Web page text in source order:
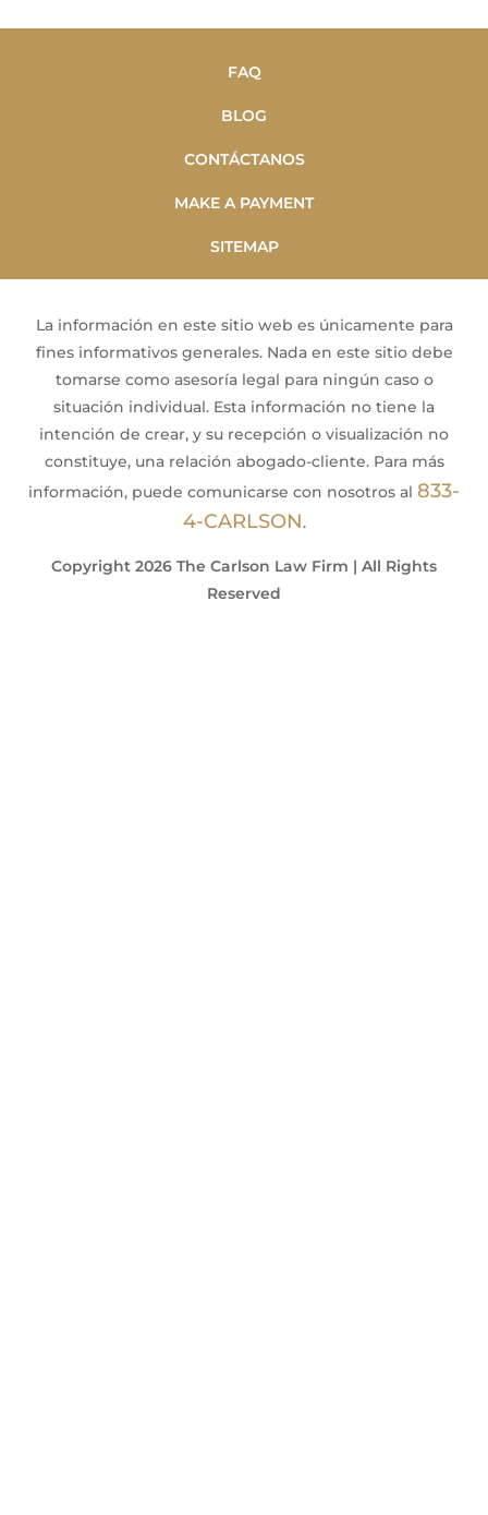
FAQ
BLOG
CONTÁCTANOS
MAKE A PAYMENT
SITEMAP
La información en este sitio web es únicamente para
fines informativos generales. Nada en este sitio debe
tomarse como asesoría legal para ningún caso o
situación individual. Esta información no tiene la
intención de crear, y su recepción o visualización no
constituye, una relación abogado-cliente. Para más
información, puede comunicarse con nosotros al 833-
4-CARLSON.
Copyright 2026 The Carlson Law Firm | All Rights
Reserved